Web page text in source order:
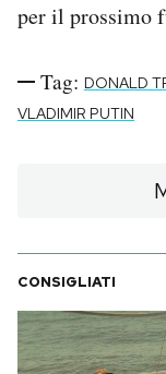
per il prossimo
Tag: DONALD
VLADIMIR PUTIN
CONSIGLIATI